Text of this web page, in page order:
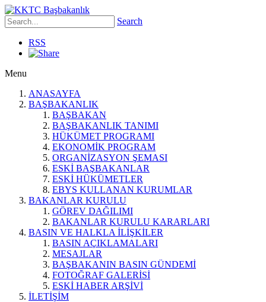
Search
RSS
Menu
ANASAYFA
BAŞBAKANLIK
BAŞBAKAN
BAŞBAKANLIK TANIMI
HÜKÜMET PROGRAMI
EKONOMİK PROGRAM
ORGANİZASYON ŞEMASI
ESKİ BAŞBAKANLAR
ESKİ HÜKÜMETLER
EBYS KULLANAN KURUMLAR
BAKANLAR KURULU
GÖREV DAĞILIMI
BAKANLAR KURULU KARARLARI
BASIN VE HALKLA İLİŞKİLER
BASIN AÇIKLAMALARI
MESAJLAR
BAŞBAKANIN BASIN GÜNDEMİ
FOTOĞRAF GALERİSİ
ESKİ HABER ARŞİVİ
İLETİŞİM